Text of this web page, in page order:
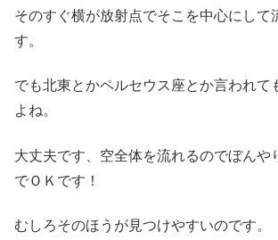
そのすぐ横が放射点でそこを中心にして
す。
でも北東とかペルセウス座とか言われて
よね。
大丈夫です、空全体を流れるのでぼんや
でＯＫです！
むしろそのほうが見つけやすいのです。